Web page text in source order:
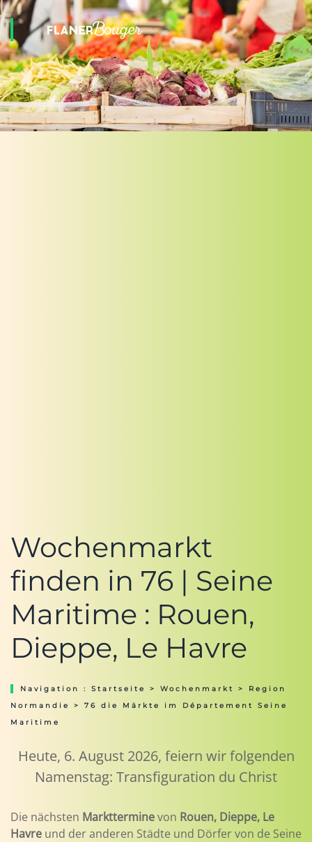
Wochenmarkt
finden in 76 | Seine
Maritime : Rouen,
Dieppe, Le Havre
Navigation : Startseite > Wochenmarkt > Region
Normandie
> 76 die Märkte im Département Seine
Maritime
Heute, 6. August 2026, feiern wir folgenden
Namenstag: Transfiguration du Christ
Die nächsten Marktterminevon Rouen, Dieppe, Le
Havre und der anderen Städte und Dörfer von de Seine